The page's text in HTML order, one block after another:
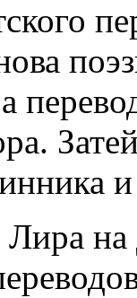
на